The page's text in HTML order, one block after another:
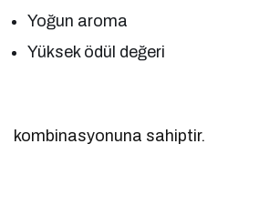
Yoğun aroma
Yüksek ödül değeri
kombinasyonuna sahiptir.